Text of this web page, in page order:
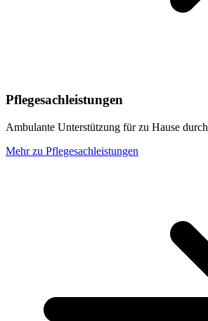
Pflegesachleistungen
Ambulante Unterstützung für zu Hause
Mehr zu Pflegesachleistungen